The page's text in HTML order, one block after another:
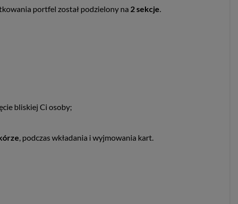
portfel został podzielony na 2 sekcje.
bliskiej Ci osoby;
, podczas wkładania i wyjmowania kart.